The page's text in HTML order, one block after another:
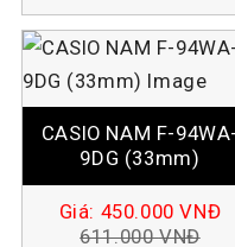
CASIO NAM F-94WA-
9DG (33mm)
Giá: 450.000VNĐ
611.000VNĐ